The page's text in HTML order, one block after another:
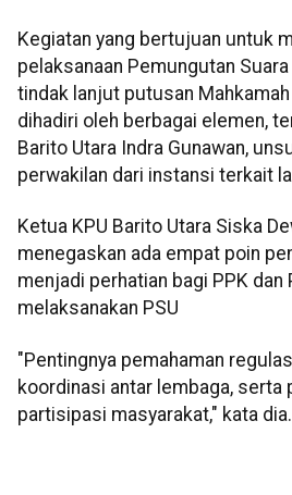
Kegiatan yang bertujuan untuk
pelaksanaan Pemungutan
tindak lanjut putusan
dihadiri oleh berbagai elemen,
Barito Utara Indra Gunawan,
perwakilan dari instansi terkait
Ketua KPU Barito Utara Siska
menegaskan ada empat poin
menjadi perhatian bagi PPK dan
melaksanakan PSU
"Pentingnya pemahaman
koordinasi antar lembaga, serta
partisipasi masyarakat," kata dia.